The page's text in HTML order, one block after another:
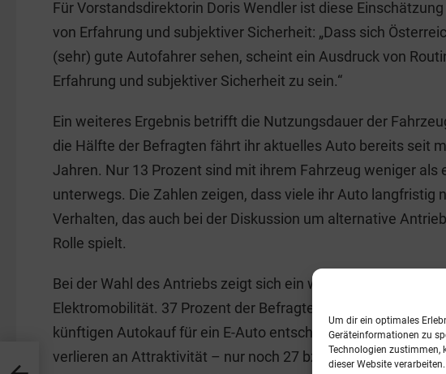
Um dir ein optimales
Geräteinformationen zu
Technologien zustimmen,
dieser Website
Für Vorstandsdirektorin Doris Wendler ist diese
von Erfahrung und subjektiver Sicherheit: „Dass sich
(sehr) gute Autofahrer sehen, scheint ein Ausdruck von
Erfahrung und subjektiver Sicherheit zu sein.“
Ein weiteres Ergebnis betrifft die Nutzungsdauer der
die Hälfte der Befragten fährt ihr aktuelles Auto bereits seit
Jahren. Nur 13 Prozent sind mit ihrem Fahrzeug weniger als
unterwegs. Die Zahlen zeigen, dass viele ihr Auto langfristig
Verhalten, das auch bei der Diskussion um alternative
Rolle spielt.
Bei der Wahl des Antriebs zeigt sich ein wachsendes
Elektromobilität. 37 Prozent der Befragten würden sich bei
künftigen Autokauf für ein E-Auto entscheiden. Benziner und
verlieren an Attraktivität – nur noch 27 bzw. 11 Prozent